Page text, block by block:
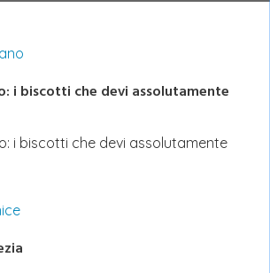
i biscotti che devi assolutamente
i biscotti che devi assolutamente